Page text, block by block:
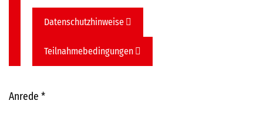
Datenschutzhinweise
Teilnahmebedingungen
Anrede *